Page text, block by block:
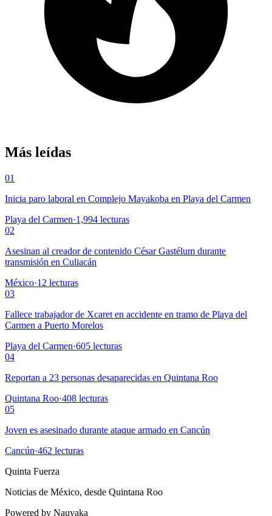
Más leídas
01
Inicia paro laboral en Complejo Mayakoba en Playa del Carmen
Playa del Carmen·1,994 lecturas
02
Asesinan al creador de contenido César Gastélum durante
transmisión en Culiacán
México·12 lecturas
03
Fallece trabajador de Xcaret en accidente en tramo de Playa del
Carmen a Puerto Morelos
Playa del Carmen·605 lecturas
04
Reportan a 23 personas desaparecidas en Quintana Roo
Quintana Roo·408 lecturas
05
Joven es asesinado durante ataque armado en Cancún
Cancún·462 lecturas
Quinta Fuerza
Noticias de México, desde Quintana Roo
Powered by Nauyaka